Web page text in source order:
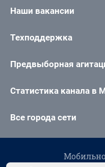
Наши вакансии
Техподдержка
Предвыборная
Статистика канала в
Все города сети